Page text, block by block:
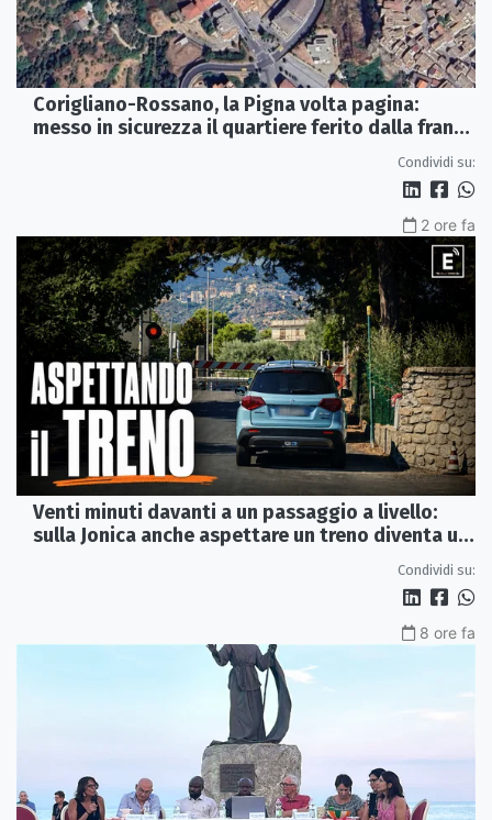
Corigliano-Rossano, la Pigna volta pagina:
messo in sicurezza il quartiere ferito dalla frana
Condividi su:
2 ore fa
Venti minuti davanti a un passaggio a livello:
sulla Jonica anche aspettare un treno diventa un
Condividi su:
8 ore fa